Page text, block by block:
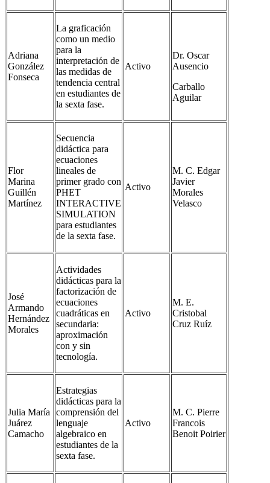
Adriana
González
Fonseca
La graficación
como un medio
para la
interpretación de
las medidas de
tendencia central
en estudiantes de
la sexta fase.
Activo
Dr. Oscar
Ausencio
Carballo
Aguilar
Flor
Marina
Guillén
Martínez
Secuencia
didáctica para
ecuaciones
lineales de
primer grado con
PHET
INTERACTIVE
SIMULATION
para estudiantes
de la sexta fase.
Activo
M. C. Edgar
Javier
Morales
Velasco
José
Armando
Hernández
Morales
Actividades
didácticas para la
factorización de
ecuaciones
cuadráticas en
secundaria:
aproximación
con y sin
tecnología.
Activo
M. E.
Cristobal
Cruz Ruíz
Julia María
Juárez
Camacho
Estrategias
didácticas para la
comprensión del
lenguaje
algebraico en
estudiantes de la
sexta fase.
Activo
M. C. Pierre
Francois
Benoit Poirier